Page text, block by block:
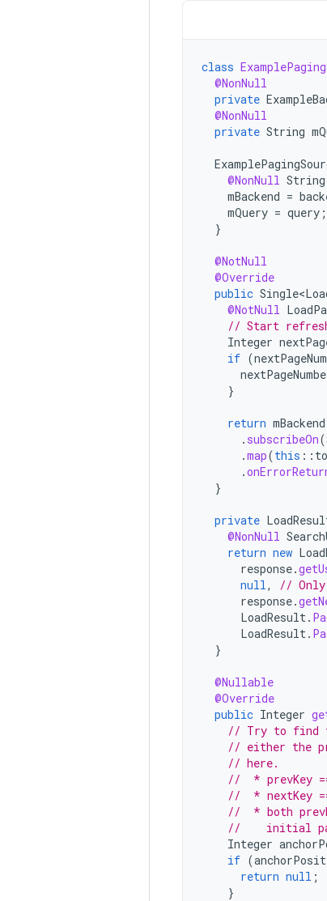
class
@NonNull
private
@NonNull
private String
@NonNull String
mBackend =
mQuery = query ;
}
@NotNull
@Override
public
@NotNull
// Start
Integer
if (
}
return mBackend
. subscribeOn(
.map(this ::
.
}
private
@NonNull
return new
response.
null,
// Only
response.
LoadResult.
LoadResult.
}
@Nullable
@Override
public Integer
// Try to find
// either the
// here.
//  * prevKey
//  * nextKey
//  * both
//    initial
Integer
if (
return null ;
}